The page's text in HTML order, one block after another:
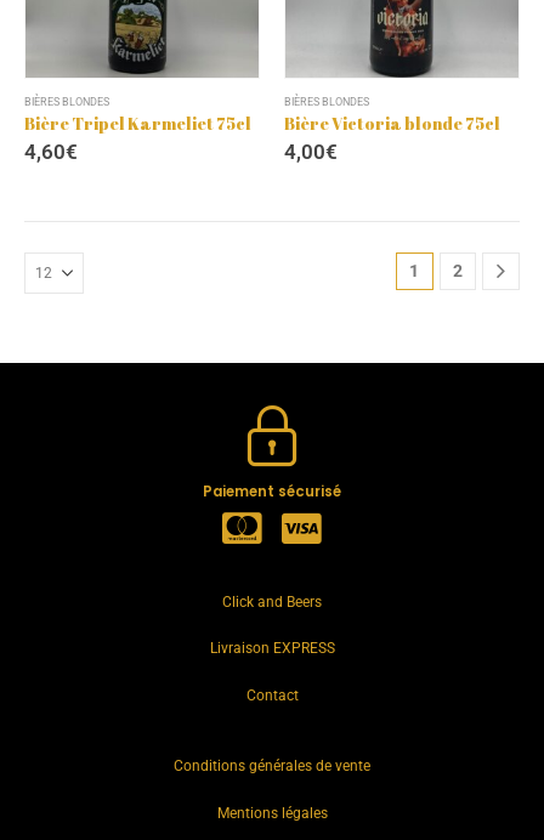
BIÈRES BLONDES
Bière Tripel Karmeliet 75cl
4,60€
BIÈRES BLONDES
Bière Victoria blonde 75cl
4,00€
1 2
Paiement sécurisé
Click and Beers
Livraison EXPRESS
Contact
Conditions générales de vente
Mentions légales